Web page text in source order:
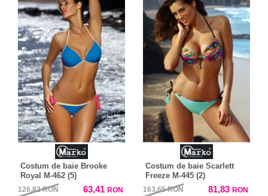
Costum de baie Brooke
Royal M-462 (5)
126,82RON 63,41 RON
Costum de baie Scarlett
Freeze M-445 (2)
163,65RON 81,83 RON